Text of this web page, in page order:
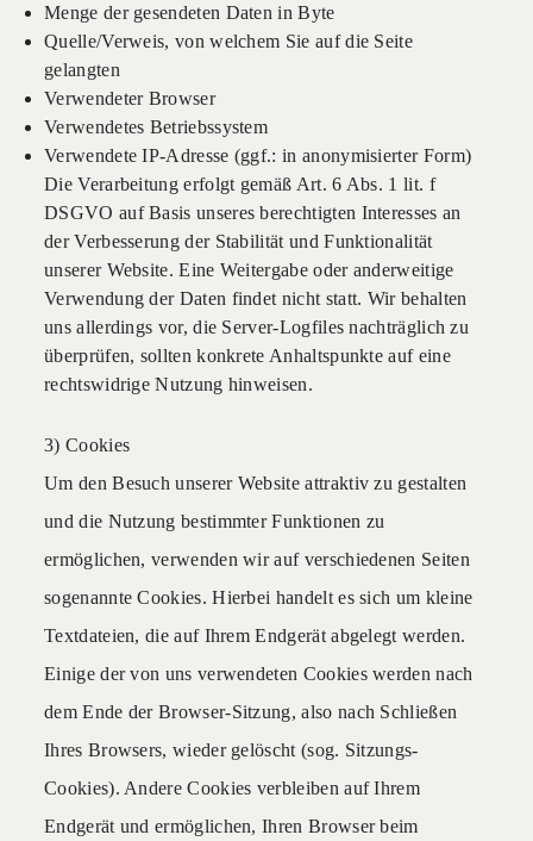
Menge der gesendeten Daten in Byte
Quelle/Verweis, von welchem Sie auf die Seite
gelangten
Verwendeter Browser
Verwendetes Betriebssystem
Verwendete IP-Adresse (ggf.: in anonymisierter Form)
Die Verarbeitung erfolgt gemäß Art. 6 Abs. 1 lit. f
DSGVO auf Basis unseres berechtigten Interesses an
der Verbesserung der Stabilität und Funktionalität
unserer Website. Eine Weitergabe oder anderweitige
Verwendung der Daten findet nicht statt. Wir behalten
uns allerdings vor, die Server-Logfiles nachträglich zu
überprüfen, sollten konkrete Anhaltspunkte auf eine
rechtswidrige Nutzung hinweisen.
3) Cookies
Um den Besuch unserer Website attraktiv zu gestalten
und die Nutzung bestimmter Funktionen zu
ermöglichen, verwenden wir auf verschiedenen Seiten
sogenannte Cookies. Hierbei handelt es sich um kleine
Textdateien, die auf Ihrem Endgerät abgelegt werden.
Einige der von uns verwendeten Cookies werden nach
dem Ende der Browser-Sitzung, also nach Schließen
Ihres Browsers, wieder gelöscht (sog. Sitzungs-
Cookies). Andere Cookies verbleiben auf Ihrem
Endgerät und ermöglichen, Ihren Browser beim